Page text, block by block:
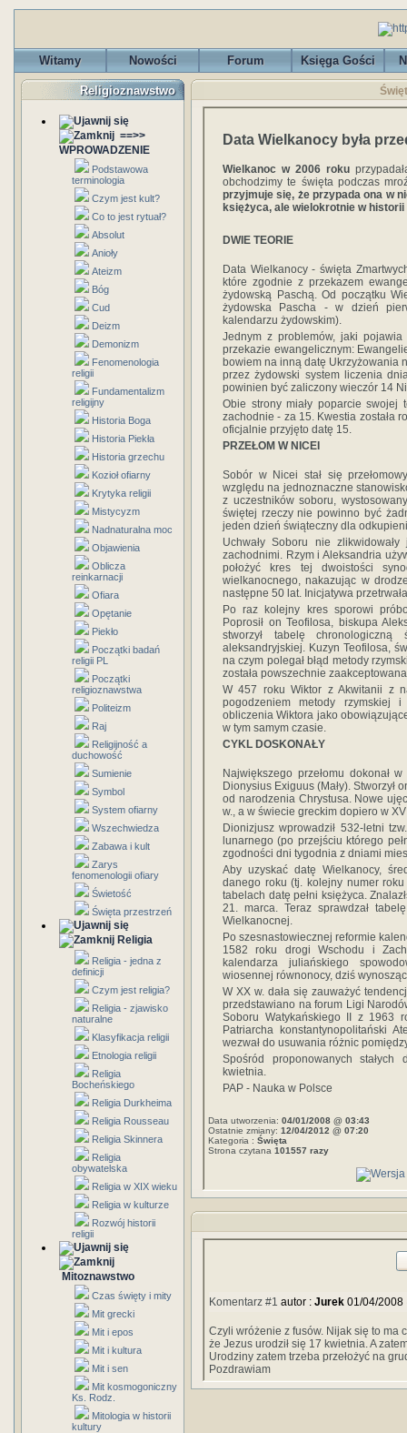
Witamy Nowości Forum Księga Gości
Religioznawstwo
==>>
WPROWADZENIE
Podstawowa
terminologia
Czym jest kult?
Co to jest rytuał?
Absolut
Anioły
Ateizm
Bóg
Cud
Deizm
Demonizm
Fenomenologia
religii
Fundamentalizm
religijny
Historia Boga
Historia Piekła
Historia grzechu
Kozioł ofiarny
Krytyka religii
Mistycyzm
Nadnaturalna moc
Objawienia
Oblicza
reinkarnacji
Ofiara
Opętanie
Piekło
Początki badań
religii PL
Początki
religioznawstwa
Politeizm
Raj
Religijność a
duchowość
Sumienie
Symbol
System ofiarny
Wszechwiedza
Zabawa i kult
Zarys
fenomenologii ofiary
Świetość
Święta przestrzeń
Religia
Religia - jedna z
definicji
Czym jest religia?
Religia - zjawisko
naturalne
Klasyfikacja religii
Etnologia religii
Religia
Bocheńskiego
Religia Durkheima
Religia Rousseau
Religia Skinnera
Religia
obywatelska
Religia w XIX wieku
Religia w kulturze
Rozwój historii
religii
Mitoznawstwo
Czas święty i mity
Mit grecki
Mit i epos
Mit i kultura
Mit i sen
Mit kosmogoniczny
Ks. Rodz.
Mitologia w historii
kultury
Data Wielkanocy była
Wielkanoc w 2006 roku
obchodzimy te święta podczas
przyjmuje się, że przypada ona w
księżyca, ale wielokrotnie w
DWIE TEORIE
Data Wielkanocy - święta
które zgodnie z przekazem
żydowską Paschą. Od początku
żydowska Pascha - w dzień
kalendarzu żydowskim).
Jednym z problemów, jaki
przekazie ewangelicznym:
bowiem na inną datę Ukrzyżowania
przez żydowski system liczenia
powinien być zaliczony wieczór 14
Obie strony miały poparcie swojej
zachodnie - za 15. Kwestia została
oficjalnie przyjęto datę 15.
PRZEŁOM W NICEI
Sobór w Nicei stał się
względu na jednoznaczne
z uczestników soboru,
świętej rzeczy nie powinno być
jeden dzień świąteczny dla
Uchwały Soboru nie
zachodnimi. Rzym i Aleksandria
położyć kres tej dwoistości
wielkanocnego, nakazując w
następne 50 lat. Inicjatywa
Po raz kolejny kres sporowi
Poprosił on Teofilosa, biskupa
stworzył tabelę
aleksandryjskiej. Kuzyn Teofilosa,
na czym polegał błąd metody
została powszechnie
W 457 roku Wiktor z Akwitanii z
pogodzeniem metody rzymskiej
obliczenia Wiktora jako
w tym samym czasie.
CYKL DOSKONAŁY
Największego przełomu dokonał
Dionysius Exiguus (Mały).
od narodzenia Chrystusa. Nowe
w., a w świecie greckim dopiero w XV
Dionizjusz wprowadził 532-letni
lunarnego (po przejściu którego
zgodności dni tygodnia z dniami
Aby uzyskać datę Wielkanocy,
danego roku (tj. kolejny numer
tabelach datę pełni księżyca.
21. marca. Teraz sprawdzał
Wielkanocnej.
Po szesnastowiecznej reformie
1582 roku drogi Wschodu i
kalendarza juliańskiego
wiosennej równonocy, dziś
W XX w. dała się zauważyć
przedstawiano na forum Ligi
Soboru Watykańskiego II z 1963
Patriarcha konstantynopolitański
wezwał do usuwania różnic
Spośród proponowanych
kwietnia.
PAP - Nauka w Polsce
Data utworzenia: 04/01/2008 @ 03:43
Ostatnie zmiany: 12/04/2012 @ 07:20
Kategoria : Święta
Strona czytana 101557 razy
Komentarz #1 autor : Jurek 01/04/2008
Czyli wróżenie z fusów. Nijak się to ma
że Jezus urodził się 17 kwietnia. A
Urodziny zatem trzeba przełożyć na
Pozdrawiam